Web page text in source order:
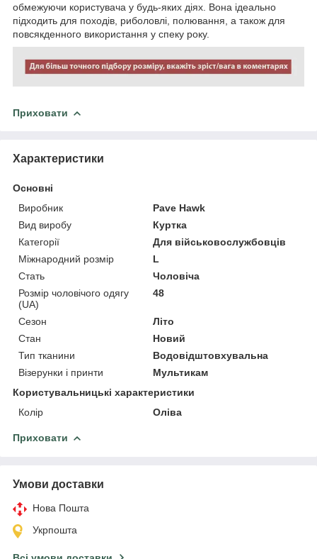
обмежуючи користувача у будь-яких діях. Вона ідеально
підходить для походів, риболовлі, полювання, а також для
повсякденного використання у спеку року.
Приховати
Характеристики
Основні
Виробник
Pave Hawk
Вид виробу
Куртка
Категорії
Для військовослужбовців
Міжнародний розмір
L
Стать
Чоловіча
Розмір чоловічого одягу
(UA)
48
Сезон
Літо
Стан
Новий
Тип тканини
Водовідштовхувальна
Візерунки і принти
Мультикам
Користувальницькі характеристики
Колір
Оліва
Приховати
Умови доставки
Нова Пошта
Укрпошта